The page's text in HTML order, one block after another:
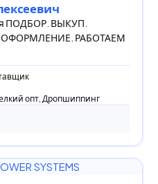
ПОДБОР. ВЫКУП.
РАБОТАЕМ
опт, Дропшиппинг